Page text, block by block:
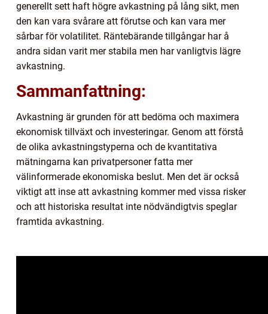
generellt sett haft högre avkastning på lång sikt, men
den kan vara svårare att förutse och kan vara mer
sårbar för volatilitet. Räntebärande tillgångar har å
andra sidan varit mer stabila men har vanligtvis lägre
avkastning.
Sammanfattning:
Avkastning är grunden för att bedöma och maximera
ekonomisk tillväxt och investeringar. Genom att förstå
de olika avkastningstyperna och de kvantitativa
mätningarna kan privatpersoner fatta mer
välinformerade ekonomiska beslut. Men det är också
viktigt att inse att avkastning kommer med vissa risker
och att historiska resultat inte nödvändigtvis speglar
framtida avkastning.